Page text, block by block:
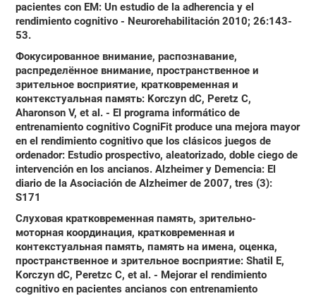
pacientes con EM: Un estudio de la adherencia y el
rendimiento cognitivo - Neurorehabilitación 2010; 26:143-
53.
Фокусированное внимание, распознавание,
распределённое внимание, пространственное и
зрительное восприятие, кратковременная и
контекстуальная память: Korczyn dC, Peretz C,
Aharonson V, et al. - El programa informático de
entrenamiento cognitivo CogniFit produce una mejora mayor
en el rendimiento cognitivo que los clásicos juegos de
ordenador: Estudio prospectivo, aleatorizado, doble ciego de
intervención en los ancianos. Alzheimer y Demencia: El
diario de la Asociación de Alzheimer de 2007, tres (3):
S171
Слуховая кратковременная память, зрительно-
моторная координация, кратковременная и
контекстуальная память, память на имена, оценка,
пространственное и зрительное восприятие: Shatil E,
Korczyn dC, Peretzc C, et al. - Mejorar el rendimiento
cognitivo en pacientes ancianos con entrenamiento